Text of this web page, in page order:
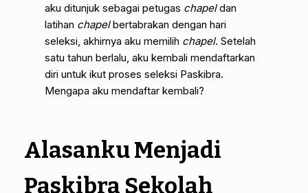
aku ditunjuk sebagai petugas chapeldan
latihan chapelbertabrakan dengan hari
seleksi, akhirnya aku memilih chapel. Setelah
satu tahun berlalu, aku kembali mendaftarkan
diri untuk ikut proses seleksi Paskibra.
Mengapa aku mendaftar kembali?
Alasanku Menjadi
Paskibra Sekolah